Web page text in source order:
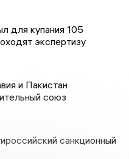
для купания 105
экспертизу
и Пакистан
союз
санкционный